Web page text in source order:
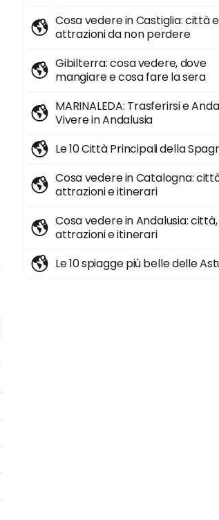
Cosa vedere in Castiglia: città e
attrazioni da non perdere
Gibilterra: cosa vedere, dove
mangiare e cosa fare la sera
MARINALEDA: Trasferirsi e
Vivere in Andalusia
Le 10 Città Principali della
Cosa vedere in Catalogna:
attrazioni e itinerari
Cosa vedere in Andalusia: città,
attrazioni e itinerari
Le 10 spiagge più belle delle